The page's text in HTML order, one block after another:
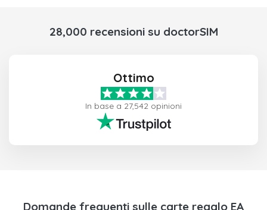
28,000 recensioni su doctorSIM
Ottimo
In base a 27,542 opinioni
Domande frequenti sulle carte regalo EA